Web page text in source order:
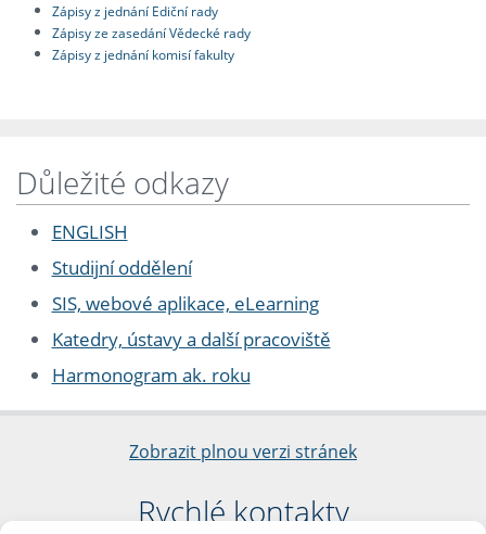
Zápisy z jednání Ediční rady
Zápisy ze zasedání Vědecké rady
Zápisy z jednání komisí fakulty
Důležité odkazy
ENGLISH
Studijní oddělení
SIS, webové aplikace, eLearning
Katedry, ústavy a další pracoviště
Harmonogram ak. roku
Zobrazit plnou verzi stránek
Rychlé kontakty